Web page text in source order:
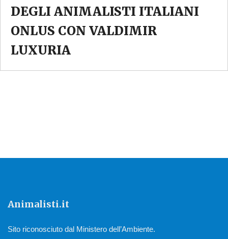
DEGLI ANIMALISTI ITALIANI
ONLUS CON VALDIMIR
LUXURIA
Animalisti.it
Sito riconosciuto dal Ministero dell’Ambiente.